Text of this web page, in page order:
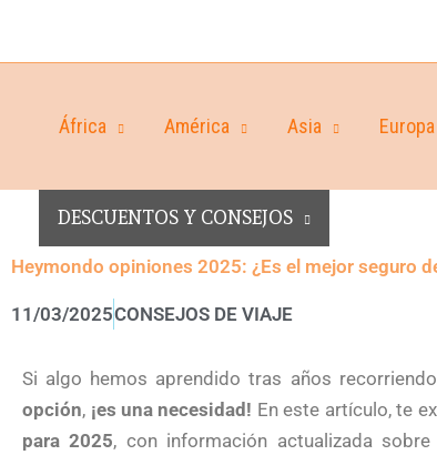
África América Asia Europa
DESCUENTOS Y CONSEJOS
Heymondo opiniones 2025: ¿Es el mejor seguro
11/03/2025CONSEJOS DE VIAJE
Si algo hemos aprendido tras años
opción, ¡es una necesidad! En este artículo, te
para 2025, con información actualizada